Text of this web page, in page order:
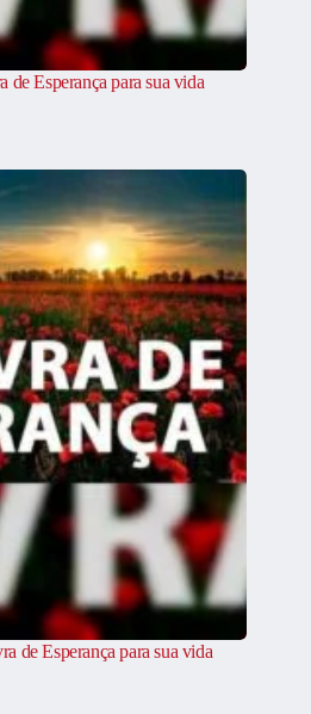
de Esperança para sua vida
de Esperança para sua vida